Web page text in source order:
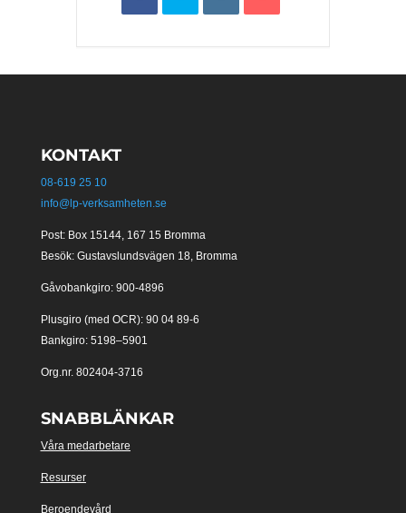
KONTAKT
08-619 25 10
info@lp-verksamheten.se
Post: Box 15144, 167 15 Bromma
Besök: Gustavslundsvägen 18, Bromma
Gåvobankgiro: 900-4896
Plusgiro (med OCR): 90 04 89-6
Bankgiro: 5198–5901
Org.nr. 802404-3716
SNABBLÄNKAR
Våra medarbetare
Resurser
Beroendevård